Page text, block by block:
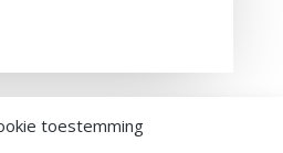
toestemming